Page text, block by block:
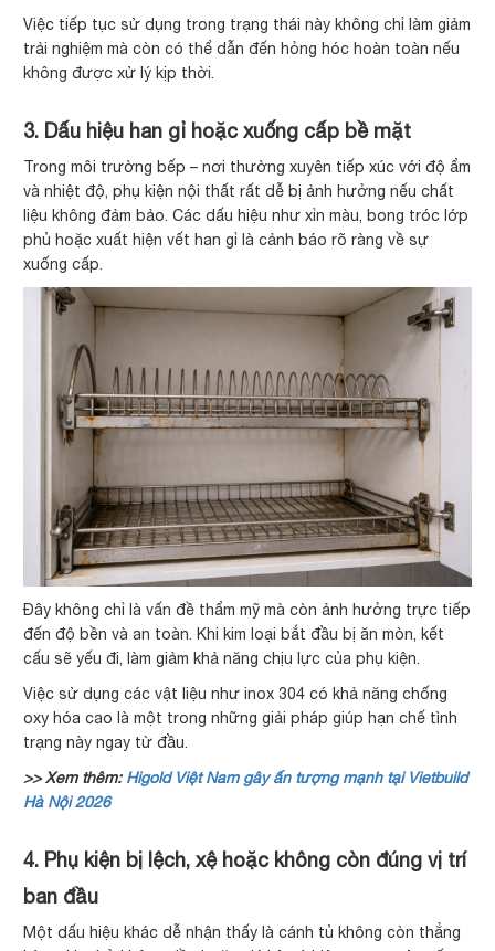
Việc tiếp tục sử dụng trong trạng thái này không chỉ làm giảm
trải nghiệm mà còn có thể dẫn đến hỏng hóc hoàn toàn nếu
không được xử lý kịp thời.
3. Dấu hiệu han gỉ hoặc xuống cấp bề mặt
Trong môi trường bếp – nơi thường xuyên tiếp xúc với độ ẩm
và nhiệt độ, phụ kiện nội thất rất dễ bị ảnh hưởng nếu chất
liệu không đảm bảo. Các dấu hiệu như xỉn màu, bong tróc lớp
phủ hoặc xuất hiện vết han gỉ là cảnh báo rõ ràng về sự
xuống cấp.
Đây không chỉ là vấn đề thẩm mỹ mà còn ảnh hưởng trực tiếp
đến độ bền và an toàn. Khi kim loại bắt đầu bị ăn mòn, kết
cấu sẽ yếu đi, làm giảm khả năng chịu lực của phụ kiện.
Việc sử dụng các vật liệu như inox 304 có khả năng chống
oxy hóa cao là một trong những giải pháp giúp hạn chế tình
trạng này ngay từ đầu.
>> Xem thêm: Higold Việt Nam gây ấn tượng mạnh tại Vietbuild
Hà Nội 2026
4. Phụ kiện bị lệch, xệ hoặc không còn đúng vị trí
ban đầu
Một dấu hiệu khác dễ nhận thấy là cánh tủ không còn thẳng